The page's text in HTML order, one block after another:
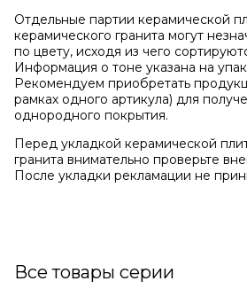
Отдельные партии керамической
керамического гранита могут
по цвету, исходя из чего
Информация о тоне указана на
Рекомендуем приобретать
рамках одного артикула) для
однородного покрытия.
Перед укладкой керамической
гранита внимательно проверьте
После укладки рекламации не
Все товары серии